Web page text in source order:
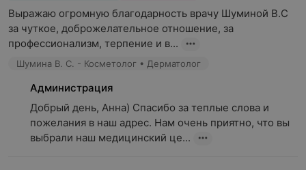
Выражаю огромную благодарность врачу Шуминой В.С
за чуткое, доброжелательное отношение, за
профессионализм, терпение и в...
Шумина В. С. - Косметолог • Дерматолог
Администрация
Добрый день, Анна) Спасибо за теплые слова и
пожелания в наш адрес. Нам очень приятно, что вы
выбрали наш медицинский це...